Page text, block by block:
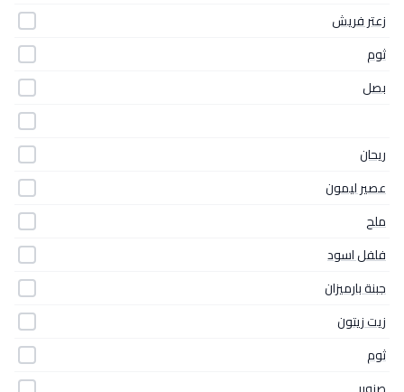
زعتر فريش
ثوم
بصل
ريحان
عصير ليمون
ملح
فلفل اسود
جبنة بارميزان
زيت زيتون
ثوم